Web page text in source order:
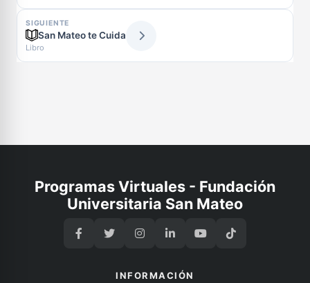
SIGUIENTE
San Mateo te Cuida
Libro
Programas Virtuales - Fundación
Universitaria San Mateo
INFORMACIÓN